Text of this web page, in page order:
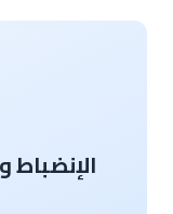
الإنضباط